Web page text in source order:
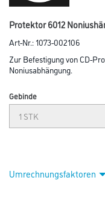
Protektor 6012
Art-Nr.:1073-002106
Zur Befestigung von CD-
Noniusabhängung.
Gebinde
Umrechnungsfaktoren